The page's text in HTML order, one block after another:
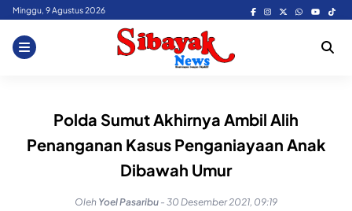
Skip
content
Minggu, 9 Agustus 2026
Polda Sumut Akhirnya Ambil Alih
Penanganan Kasus Penganiayaan Anak
Dibawah Umur
Oleh Yoel Pasaribu - 30 Desember 2021, 09:19